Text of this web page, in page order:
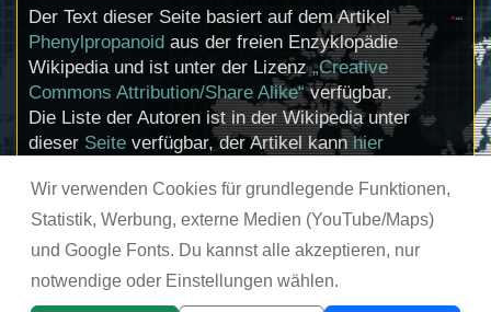
Wir verwenden Cookies für grundlegende Funktionen,
Statistik, Werbung, externe Medien (YouTube/Maps)
und Google Fonts. Du kannst alle akzeptieren, nur
notwendige oder Einstellungen wählen.
Der Text dieser Seite basiert auf dem Artikel
Phenylpropanoid aus der freien Enzyklopädie
Wikipedia und ist unter der Lizenz„Creative
Commons Attribution/Share Alike“verfügbar.
Die Liste der Autoren ist in der Wikipedia unter
dieser Seite verfügbar, der Artikel kannhier
Urhebern und zum Lizenzstatus eingebundener
Mediendateien (etwa Bilder oder Videos) können
im Regelfall durch Anklicken dieser abgerufen
© chemie-schule.de 2026